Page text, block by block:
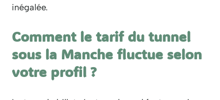
inégalée.
Comment le tarif du tunnel
sous la Manche fluctue selon
votre profil ?